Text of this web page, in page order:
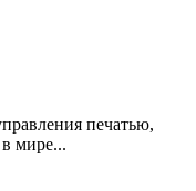
печатью,
мире...